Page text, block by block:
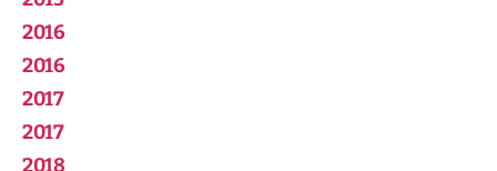
2016
2016
2017
2017
2018